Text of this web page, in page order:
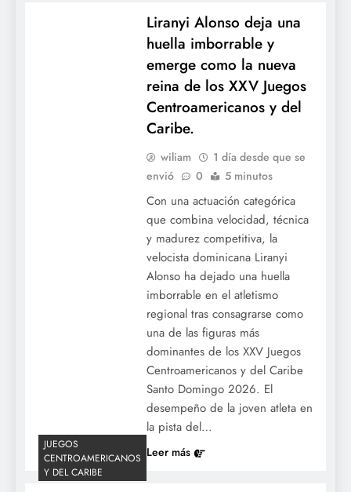
Grandes Ligas: Jornada de blanqueadas,
palizas ofensivas y barridas en la doble
cartelera del martes de MLB.
Resumen de las Mayores: Poder
dominicano y joyas monticulares marcan
una jornada de altas revoluciones en el
béisbol de Grandes Ligas.
Liranyi Alonso deja una
huella imborrable y
emerge como la nueva
reina de los XXV Juegos
Centroamericanos y del
Caribe.
wiliam
1 día desde que se
envió
0 5 minutos
Con una actuación categórica
que combina velocidad, técnica
y madurez competitiva, la
velocista dominicana Liranyi
Alonso ha dejado una huella
imborrable en el atletismo
regional tras consagrarse como
una de las figuras más
dominantes de los XXV Juegos
Centroamericanos y del Caribe
Santo Domingo 2026. El
desempeño de la joven atleta en
la pista del…
Leer más
JUEGOS
CENTROAMERICANOS
Y DEL CARIBE